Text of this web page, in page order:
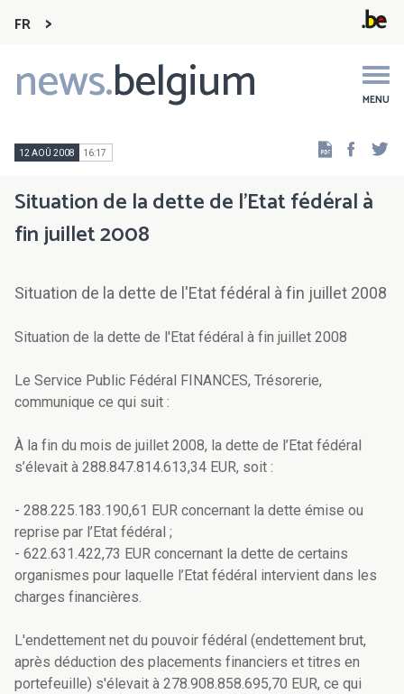
FR
news.belgium MENU
Main
navigation
12 AOÛ 2008 16:17
Situation de la dette de l'Etat fédéral à
fin juillet 2008
Situation de la dette de l'Etat fédéral à fin juillet 2008
Situation de la dette de l'Etat fédéral à fin juillet 2008
Le Service Public Fédéral FINANCES, Trésorerie,
communique ce qui suit :
À la fin du mois de juillet 2008, la dette de l’Etat fédéral
s’élevait à 288.847.814.613,34 EUR, soit :
- 288.225.183.190,61 EUR concernant la dette émise ou
reprise par l’Etat fédéral ;
- 622.631.422,73 EUR concernant la dette de certains
organismes pour laquelle l’Etat fédéral intervient dans les
charges financières.
L'endettement net du pouvoir fédéral (endettement brut,
après déduction des placements financiers et titres en
portefeuille) s'élevait à 278.908.858.695,70 EUR, ce qui